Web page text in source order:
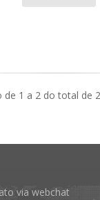
de 1 a 2 do total de
via webchat